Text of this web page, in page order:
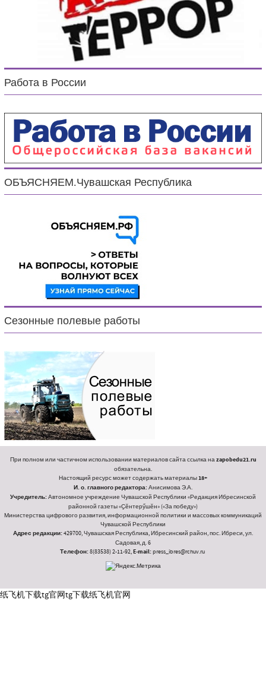
Работа в России
ОБЪЯСНЯЕМ.Чувашская Республика
Сезонные полевые работы
При полном или частичном использовании материалов сайта ссылка наzapobedu21.ru
обязательна.
Настоящий ресурс может содержать материалы18+
И. о. главного редактора:Анисимова Э.А.
Учредитель:Автономное учреждение Чувашской Республики «Редакция Ибресинской
районной газеты «Ҫӗнтерӳшӗн» («За победу»)
Министерства цифрового развития, информационной политики и массовых коммуникаций
Чувашской Республики
Адрес редакции:429700, Чувашская Республика, Ибресинский район, пос. Ибреси, ул.
Садовая, д. 6
Телефон:8(83538) 2-11-92,E-mail:press_ibres@rchuv.ru
纸飞机下载tg官网tg下载纸飞机官网